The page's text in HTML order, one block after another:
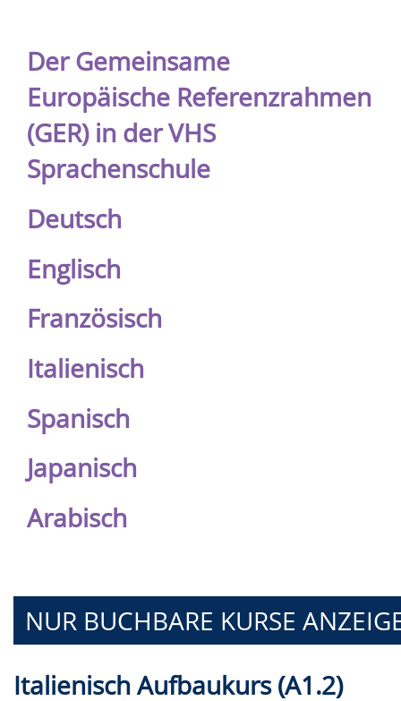
Der Gemeinsame
Europäische Referenzrahmen
(GER) in der VHS
Sprachenschule
Deutsch
Englisch
Französisch
Italienisch
Spanisch
Japanisch
Arabisch
NUR BUCHBARE KURSE
Italienisch Aufbaukurs (A1.2)